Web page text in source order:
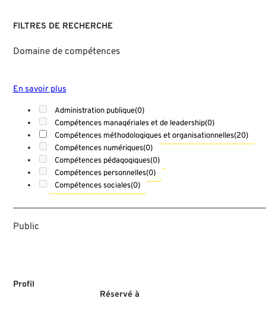
FILTRES DE RECHERCHE
Domaine de compétences
En savoir plus
Administration publique(0)
Compétences managériales et de leadership(0)
Compétences méthodologiques et organisationnelles(20)
Compétences numériques(0)
Compétences pédagogiques(0)
Compétences personnelles(0)
Compétences sociales(0)
Public
Profil
Réservé à